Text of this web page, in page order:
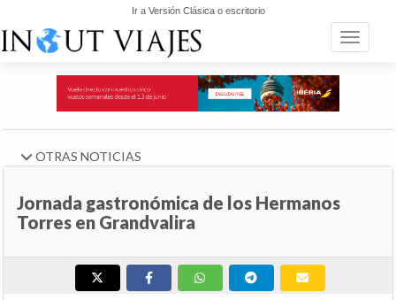
Ir a Versión Clásica o escritorio
Toggle
OTRAS NOTICIAS
Jornada gastronómica de los Hermanos
Torres en Grandvalira